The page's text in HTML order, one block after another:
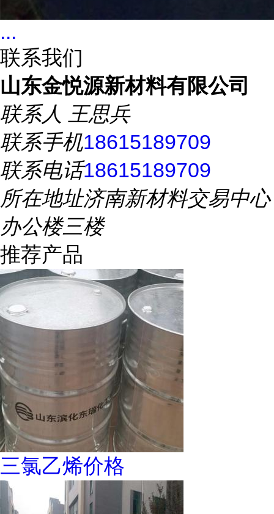
...
联系我们
山东金悦源新材料有限公司
联系人 王思兵
联系手机18615189709
联系电话18615189709
所在地址济南新材料交易中心
办公楼三楼
推荐产品
三氯乙烯价格